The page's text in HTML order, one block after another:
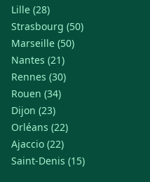
Lille (28)
Strasbourg (50)
Marseille (50)
Nantes (21)
Rennes (30)
Rouen (34)
Dijon (23)
Orléans (22)
Ajaccio (22)
Saint-Denis (15)